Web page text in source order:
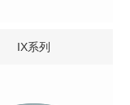
IX系列